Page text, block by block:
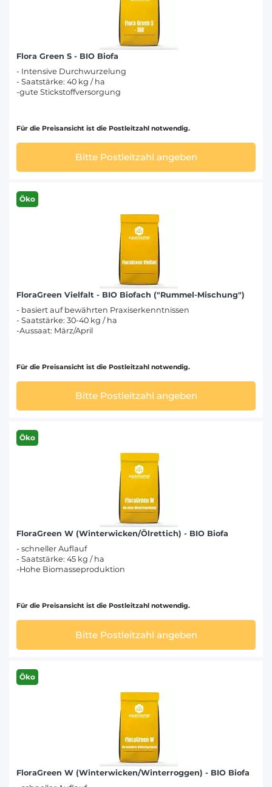
Flora Green S - BIO Biofa
- Intensive Durchwurzelung
- Saatstärke: 40 kg / ha
-gute Stickstoffversorgung
Für die Preisansicht ist die Postleitzahl notwendig.
Bitte Postleitzahl angeben
Öko
FloraGreen Vielfalt - BIO Biofach ("Rummel-Mischung")
- basiert auf bewährten Praxiserkenntnissen
- Saatstärke: 30-40 kg / ha
-Aussaat: März/April
Für die Preisansicht ist die Postleitzahl notwendig.
Bitte Postleitzahl angeben
Öko
FloraGreen W (Winterwicken/Ölrettich) - BIO Biofa
- schneller Auflauf
- Saatstärke: 45 kg / ha
-Hohe Biomasseproduktion
Für die Preisansicht ist die Postleitzahl notwendig.
Bitte Postleitzahl angeben
Öko
FloraGreen W (Winterwicken/Winterroggen) - BIO Biofa